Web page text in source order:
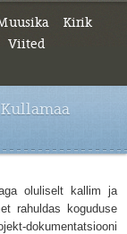
Kirik
Viited
Kullamaa
oluliselt kallim ja
rahuldas koguduse
dokumentatsiooni